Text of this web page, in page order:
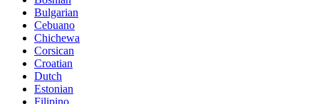
Bulgarian
Cebuano
Chichewa
Corsican
Croatian
Dutch
Estonian
Filipino